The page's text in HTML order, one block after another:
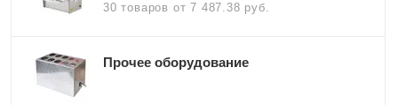
30 товаров от 7 487.38 руб.
Прочее оборудование